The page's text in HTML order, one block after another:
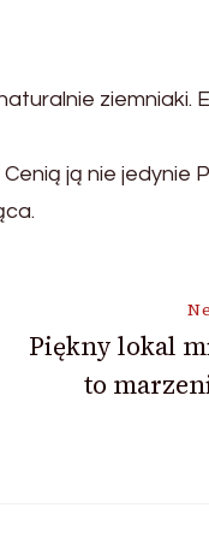
ziemniaki.
ją nie jedynie
Piękny lokal
to